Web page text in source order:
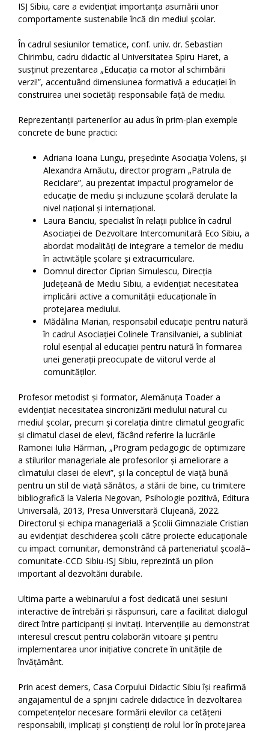
ISJ Sibiu, care a evidențiat importanța asumării unor
comportamente sustenabile încă din mediul școlar.
În cadrul sesiunilor tematice, conf. univ. dr. Sebastian
Chirimbu, cadru didactic al Universitatea Spiru Haret, a
susținut prezentarea „Educația ca motor al schimbării
verzi!”, accentuând dimensiunea formativă a educației în
construirea unei societăți responsabile față de mediu.
Reprezentanții partenerilor au adus în prim-plan exemple
concrete de bune practici:
Adriana Ioana Lungu, președinte Asociația Volens, și
Alexandra Arnăutu, director program „Patrula de
Reciclare”, au prezentat impactul programelor de
educație de mediu și incluziune școlară derulate la
nivel național și internațional.
Laura Banciu, specialist în relații publice în cadrul
Asociației de Dezvoltare Intercomunitară Eco Sibiu, a
abordat modalități de integrare a temelor de mediu
în activitățile școlare și extracurriculare.
Domnul director Ciprian Simulescu, Direcția
Județeană de Mediu Sibiu, a evidențiat necesitatea
implicării active a comunității educaționale în
protejarea mediului.
Mădălina Marian, responsabil educație pentru natură
în cadrul Asociației Colinele Transilvaniei, a subliniat
rolul esențial al educației pentru natură în formarea
unei generații preocupate de viitorul verde al
comunităților.
Profesor metodist și formator, Alemănuța Toader a
evidențiat necesitatea sincronizării mediului natural cu
mediul școlar, precum și corelația dintre climatul geografic
și climatul clasei de elevi, făcând referire la lucrările
Ramonei Iulia Hărman, „Program pedagogic de optimizare
a stilurilor manageriale ale profesorilor și ameliorare a
climatului clasei de elevi”, și la conceptul de viață bună
pentru un stil de viață sănătos, a stării de bine, cu trimitere
bibliografică la Valeria Negovan, Psihologie pozitivă, Editura
Universală, 2013, Presa Universitară Clujeană, 2022.
Directorul și echipa managerială a Școlii Gimnaziale Cristian
au evidențiat deschiderea școlii către proiecte educaționale
cu impact comunitar, demonstrând că parteneriatul școală–
comunitate-CCD Sibiu-ISJ Sibiu, reprezintă un pilon
important al dezvoltării durabile.
Ultima parte a webinarului a fost dedicată unei sesiuni
interactive de întrebări și răspunsuri, care a facilitat dialogul
direct între participanți și invitați. Intervențiile au demonstrat
interesul crescut pentru colaborări viitoare și pentru
implementarea unor inițiative concrete în unitățile de
învățământ.
Prin acest demers, Casa Corpului Didactic Sibiu își reafirmă
angajamentul de a sprijini cadrele didactice în dezvoltarea
competențelor necesare formării elevilor ca cetățeni
responsabili, implicați și conștienți de rolul lor în protejarea